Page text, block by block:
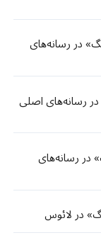
در رسانه‌های
رسانه‌های اصلی
در رسانه‌های
در لائوس